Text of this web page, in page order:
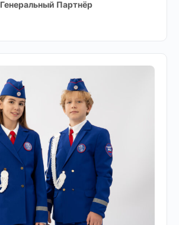
Генеральный Партнёр